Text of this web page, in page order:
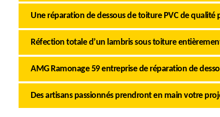
Une réparation de dessous de toiture PVC de qualité
Réfection totale d’un lambris sous toiture
AMG Ramonage 59 entreprise de réparation de
Des artisans passionnés prendront en main votre